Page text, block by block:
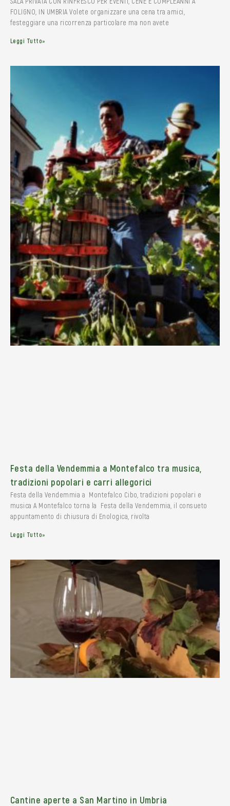
FOLIGNO, IN UMBRIA Volete organizzare una cena tra amici,
festeggiare una ricorrenza particolare ma non avete
Leggi Tutto»
Festa della Vendemmia a Montefalco tra musica,
tradizioni popolari e carri allegorici
Festa della Vendemmia a Montefalco Cibo, tradizioni popolari e
musica A Montefalco torna la Festa della Vendemmia, il consueto
appuntamento di chiusura di Enologica, rivolta
Leggi Tutto»
Cantine aperte a San Martino in Umbria